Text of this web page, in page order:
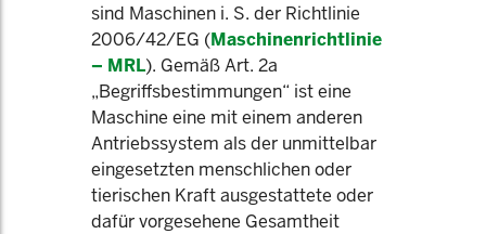
sind Maschinen i. S. der Richtlinie
2006/42/EG (Maschinenrichtlinie
– MRL). Gemäß Art. 2a
„Begriffsbestimmungen“ ist eine
Maschine eine mit einem anderen
Antriebssystem als der unmittelbar
eingesetzten menschlichen oder
tierischen Kraft ausgestattete oder
dafür vorgesehene Gesamtheit